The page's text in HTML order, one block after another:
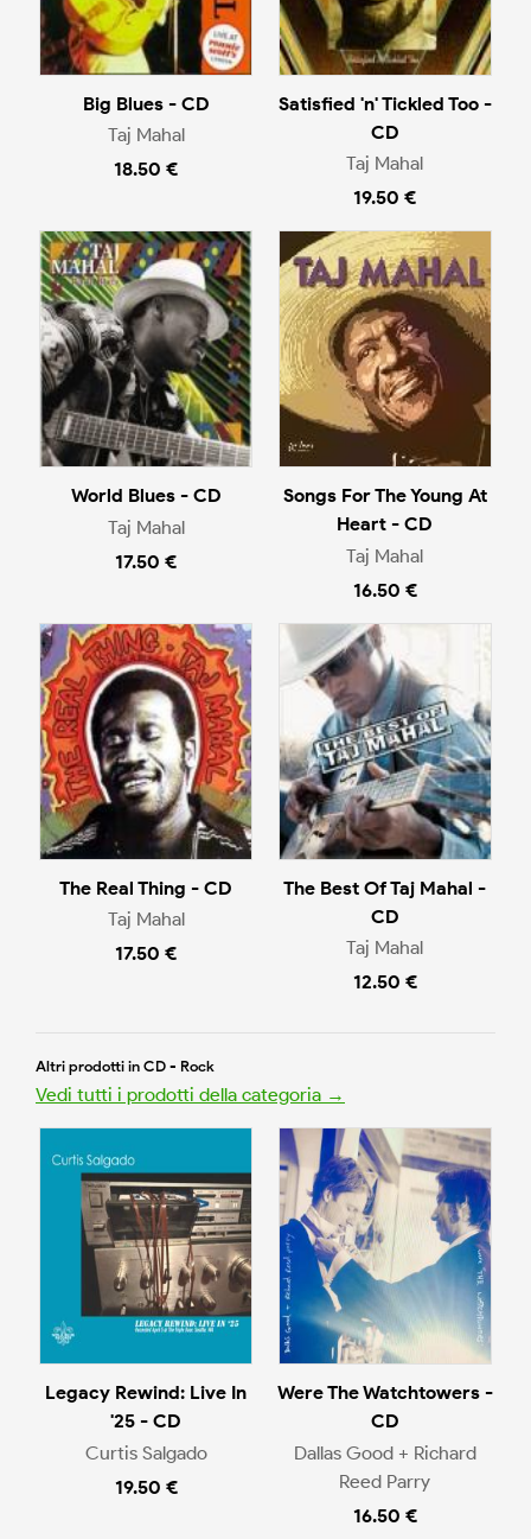
Big Blues - CD
Taj Mahal
18.50 €
Satisfied 'n' Tickled Too -
CD
Taj Mahal
19.50 €
World Blues - CD
Taj Mahal
17.50 €
Songs For The Young At
Heart - CD
Taj Mahal
16.50 €
The Real Thing - CD
Taj Mahal
17.50 €
The Best Of Taj Mahal -
CD
Taj Mahal
12.50 €
Altri prodotti in CD - Rock
Vedi tutti i prodotti della categoria →
Legacy Rewind: Live In
'25 - CD
Curtis Salgado
19.50 €
Were The Watchtowers -
CD
Dallas Good + Richard
Reed Parry
16.50 €